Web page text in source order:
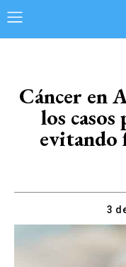
Cáncer en
los
evitando
3